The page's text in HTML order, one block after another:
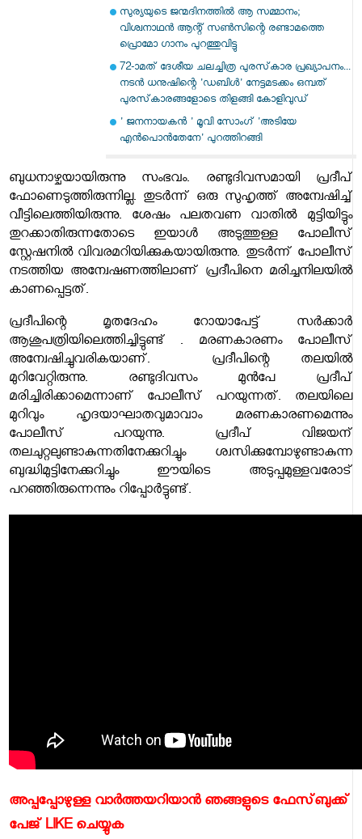
സുര്യയുടെ ജന്മദിനത്തിൽ ആ സമ്മാനം;
വിശ്വനാഥൻ ആന്റ് സൺസിന്റെ രണ്ടാമത്തെ
പ്രൊമോ ഗാനം പുറത്തുവിട്ടു
72-ാമത് ദേശീയ ചലച്ചിത്ര പുരസ്‌കാര പ്രഖ്യാപനം...
നടൻ ധനുഷിന്റെ 'ഡബിൾ' നേട്ടമടക്കം ഒമ്പത്
പുരസ്‌കാരങ്ങളോടെ തിളങ്ങി കോളിവുഡ്
' ജനനായകന്‍ ' മൂവി സോംഗ് 'അടിയേ
എന്‍പൊന്‍തേനേ' പുറത്തിറങ്ങി
ബുധനാഴ്ചയായിരുന്നു സംഭവം. രണ്ടുദിവസമായി പ്രദീപ്
ഫോണെടുത്തിരുന്നില്ല. തുടർന്ന് ഒരു സുഹൃത്ത് അന്വേഷിച്ച്‌
വീട്ടിലെത്തിയിരുന്നു. ശേഷം പലതവണ വാതില്‍ മുട്ടിയിട്ടും
തുറക്കാതിരുന്നതോടെ ഇയാള്‍ അടുത്തുള്ള പോലീസ്
സ്റ്റേഷനില്‍ വിവരമറിയിക്കുകയായിരുന്നു. തുടർന്ന് പോലീസ്
നടത്തിയ അന്വേഷണത്തിലാണ് പ്രദീപിനെ മരിച്ചനിലയില്‍
കാണപ്പെട്ടത്.
പ്രദീപിന്റെ മൃതദേഹം റോയാപേട്ട് സർക്കാർ
ആശുപത്രിയിലെത്തിച്ചിട്ടുണ്ട് . മരണകാരണം പോലീസ്
അന്വേഷിച്ചുവരികയാണ്. പ്രദീപിന്റെ തലയില്‍
മുറിവേറ്റിരുന്നു. രണ്ടുദിവസം മുൻപേ പ്രദീപ്
മരിച്ചിരിക്കാമെന്നാണ് പോലീസ് പറയുന്നത്. തലയിലെ
മുറിവും ഹൃദയാഘാതവുമാവാം മരണകാരണമെന്നും
പോലീസ് പറയുന്നു. പ്രദീപ് വിജയന്
തലചുറ്റലുണ്ടാകുന്നതിനേക്കുറിച്ചും ശ്വസിക്കുമ്പോഴുണ്ടാകുന്ന
ബുദ്ധിമുട്ടിനേക്കുറിച്ചും ഈയിടെ അടുപ്പമുള്ളവരോട്
പറഞ്ഞിരുന്നെന്നും റിപ്പോർട്ടുണ്ട്.
അപ്പപ്പോഴുള്ള വാര്‍ത്തയറിയാന്‍ ഞങ്ങളുടെ ഫേസ്‌ബുക്ക്‌
പേജ് LIKE ചെയ്യുക